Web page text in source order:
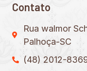
Contato
Rua walmor
Palhoça-SC
(48) 2012-